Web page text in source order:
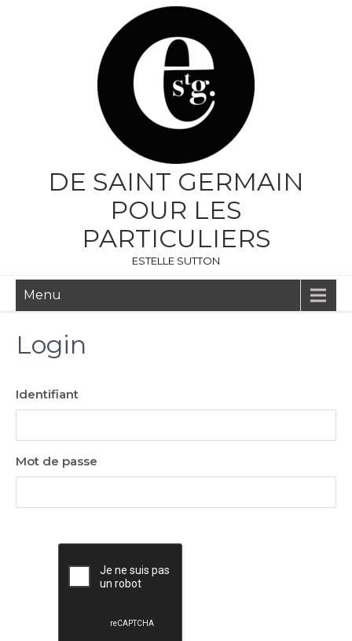
DE SAINT GERMAIN
POUR LES
PARTICULIERS
ESTELLE SUTTON
Menu
Login
Identifiant
Mot de passe